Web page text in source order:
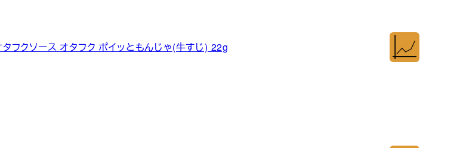
タフクソース オタフク ポイッともんじゃ(牛すじ) 22g